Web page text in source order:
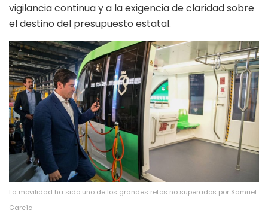
vigilancia continua y a la exigencia de claridad sobre
el destino del presupuesto estatal.
La movilidad ha sido uno de los grandes retos no superados por Samuel
García